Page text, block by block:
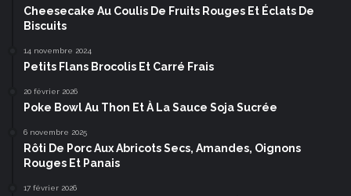
Cheesecake Au Coulis De Fruits Rouges Et Éclats De
Biscuits
14 novembre 2024
Petits Flans Brocolis Et Carré Frais
20 février 2026
Poke Bowl Au Thon Et À La Sauce Soja Sucrée
6 novembre 2025
Rôti De Porc Aux Abricots Secs, Amandes, Oignons
Rouges Et Panais
17 février 2026